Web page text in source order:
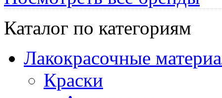
Каталог по категориям
Лакокрасочные
Краски